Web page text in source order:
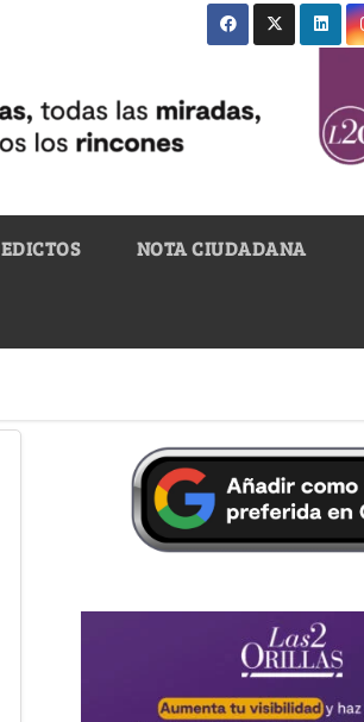
EDICTOS NOTA CIUDADANA